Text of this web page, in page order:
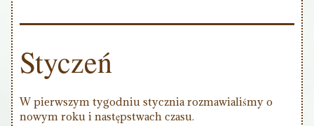
Styczeń
W pierwszym tygodniu stycznia rozmawialiśmy o
nowym roku i następstwach czasu.